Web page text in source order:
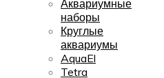
Аквариумные
наборы
Круглые
аквариумы
AquaEl
Tetra